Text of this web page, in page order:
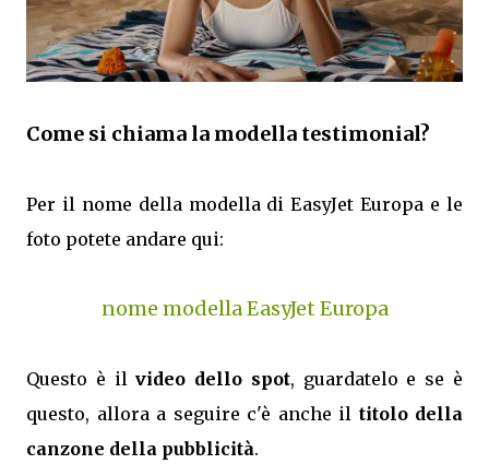
Come si chiama la modella testimonial?
Per il nome della modella di EasyJet Europa e le
foto potete andare qui:
nome modella EasyJet Europa
Questo è ilvideo dello spot, guardatelo e se è
questo, allora a seguire c'è anche il titolo della
canzone della pubblicità.